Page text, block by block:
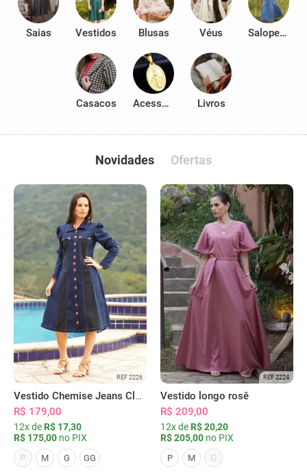
Saias Vestidos Blusas Véus Salopetes
Casacos Acessórios Livros
Novidades Ofertas
REF 2226
Vestido Chemise Jeans Clássica Serena
R$ 179,00
12x de R$ 17,30
R$ 175,00 no PIX
P
M G GG
REF 2224
Vestido longo rosê
R$ 209,00
12x de R$ 20,20
R$ 205,00 no PIX
P M G